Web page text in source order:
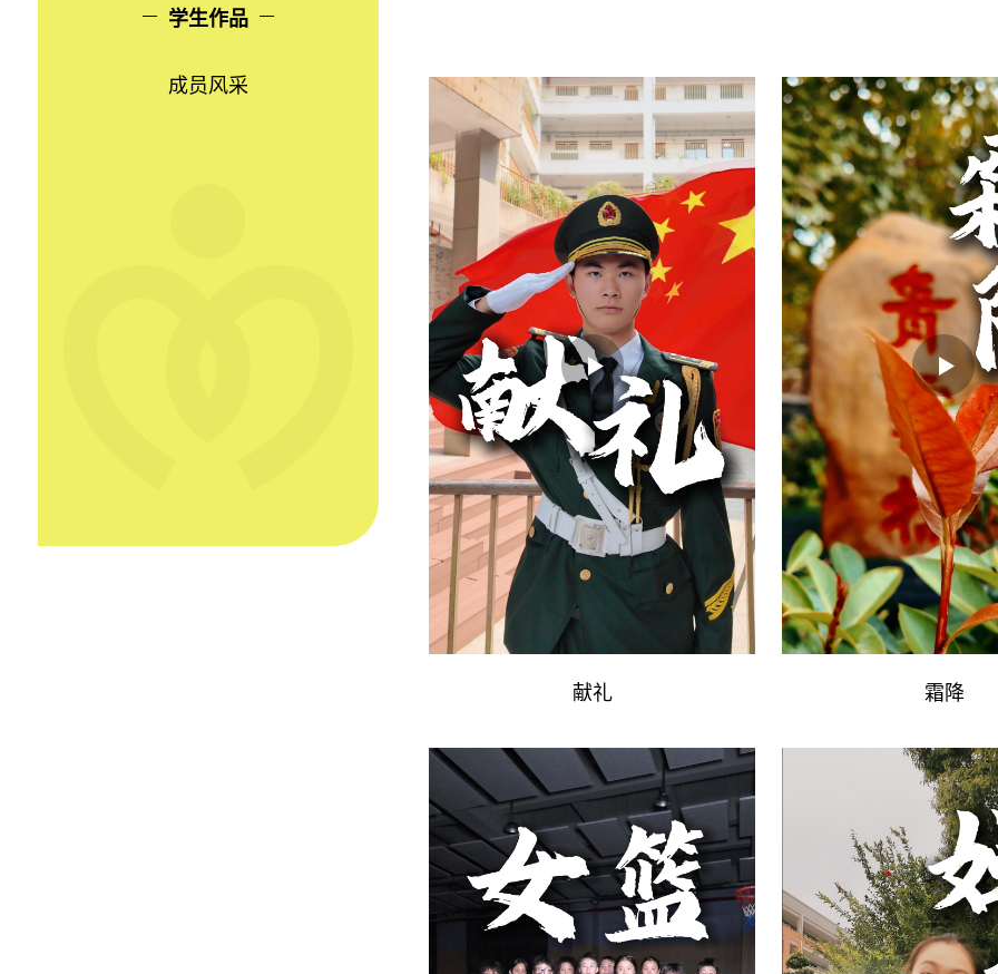
学生作品
成员风采
献礼 霜降